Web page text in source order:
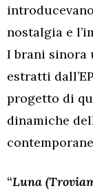
nostalgia e
I brani sinora
estratti
progetto di
dinamiche
“Luna